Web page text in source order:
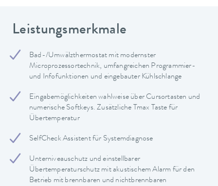
Leistungsmerkmale
Bad-/Umwälzthermostat mit modernster
Microprozessortechnik, umfangreichen Programmier-
und Infofunktionen und eingebauter Kühlschlange
Eingabemöglichkeiten wahlweise über Cursortasten und
numerische Softkeys. Zusätzliche Tmax Taste für
Übertemperatur
SelfCheck Assistent für Systemdiagnose
Unterniveauschutz und einstellbarer
Übertemperaturschutz mit akustischem Alarm für den
Betrieb mit brennbaren und nichtbrennbaren